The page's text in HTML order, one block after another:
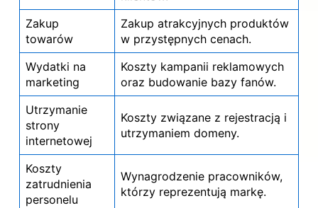
Zakup
towarów
Zakup atrakcyjnych produktów
w przystępnych cenach.
Wydatki na
marketing
Koszty kampanii reklamowych
oraz budowanie bazy fanów.
Utrzymanie
strony
internetowej
Koszty związane z rejestracją i
utrzymaniem domeny.
Koszty
zatrudnienia
personelu
Wynagrodzenie pracowników,
którzy reprezentują markę.